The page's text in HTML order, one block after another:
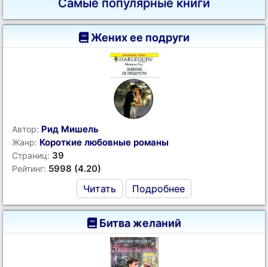
Самые популярные книги
Жених ее подруги
Автор: Рид Мишель
Жанр: Короткие любовные романы
Страниц: 39
Рейтинг: 5998 (4.20)
Читать Подробнее
Битва желаний